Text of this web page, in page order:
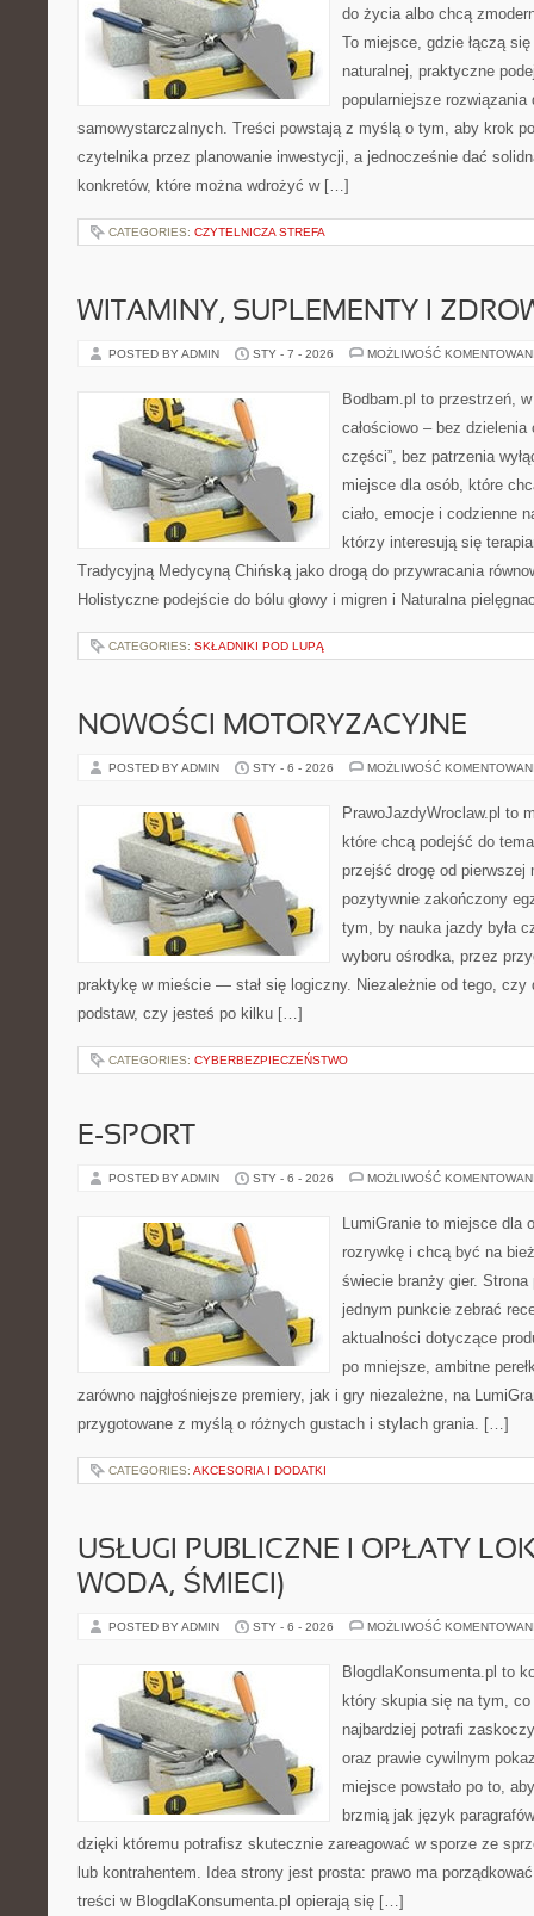
do życia albo chcą
To miejsce, gdzie łączą
naturalnej, praktyczne
popularniejsze rozwiązania
samowystarczalnych. Treści powstają z myślą o tym, aby krok
czytelnika przez planowanie inwestycji, a jednocześnie dać
konkretów, które można wdrożyć w […]
CATEGORIES: CZYTELNICZA STREFA
WITAMINY, SUPLEMENTY I
POSTED BY ADMIN STY - 7 - 2026 MOŻLIWOŚĆ
Bodbam.pl to przestrzeń,
całościowo – bez dzielenia
części”, bez patrzenia
miejsce dla osób, które
ciało, emocje i codzienne
którzy interesują się
Tradycyjną Medycyną Chińską jako drogą do przywracania
Holistyczne podejście do bólu głowy i migren i Naturalna
CATEGORIES: SKŁADNIKI POD LUPĄ
NOWOŚCI MOTORYZACYJNE
POSTED BY ADMIN STY - 6 - 2026 MOŻLIWOŚĆ
PrawoJazdyWroclaw.pl to
które chcą podejść do
przejść drogę od pierwszej
pozytywnie zakończony
tym, by nauka jazdy była
wyboru ośrodka, przez
praktykę w mieście — stał się logiczny. Niezależnie od tego,
podstaw, czy jesteś po kilku […]
CATEGORIES: CYBERBEZPIECZEŃSTWO
E-SPORT
POSTED BY ADMIN STY - 6 - 2026 MOŻLIWOŚĆ
LumiGranie to miejsce dla
rozrywkę i chcą być na
świecie branży gier. Strona
jednym punkcie zebrać
aktualności dotyczące
po mniejsze, ambitne
zarówno najgłośniejsze premiery, jak i gry niezależne, na
przygotowane z myślą o różnych gustach i stylach grania. […]
CATEGORIES: AKCESORIA I DODATKI
USŁUGI PUBLICZNE I OPŁATY
WODA, ŚMIECI)
POSTED BY ADMIN STY - 6 - 2026 MOŻLIWOŚĆ
BlogdlaKonsumenta.pl to
który skupia się na tym,
najbardziej potrafi
oraz prawie cywilnym
miejsce powstało po to,
brzmią jak język
dzięki któremu potrafisz skutecznie zareagować w sporze ze
lub kontrahentem. Idea strony jest prosta: prawo ma
treści w BlogdlaKonsumenta.pl opierają się […]